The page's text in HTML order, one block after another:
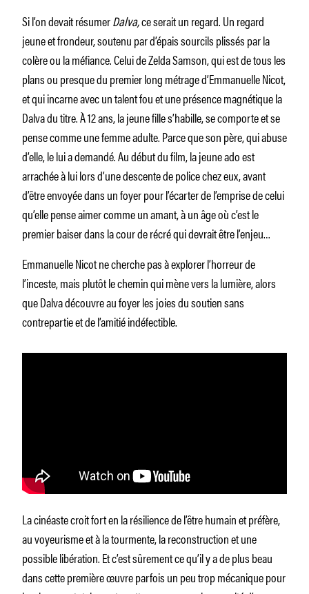
Si l’on devait résumerDalva,ce serait un regard. Un regard
jeune et frondeur, soutenu par d’épais sourcils plissés par la
colère ou la méfiance. Celui de Zelda Samson, qui est de tous les
plans ou presque du premier long métrage d’Emmanuelle Nicot,
et qui incarne avec un talent fou et une présence magnétique la
Dalva du titre. À 12 ans, la jeune fille s’habille, se comporte et se
pense comme une femme adulte. Parce que son père, qui abuse
d’elle, le lui a demandé. Au début du film, la jeune ado est
arrachée à lui lors d’une descente de police chez eux, avant
d’être envoyée dans un foyer pour l’écarter de l’emprise de celui
qu’elle pense aimer comme un amant, à un âge où c’est le
premier baiser dans la cour de récré qui devrait être l’enjeu…
Emmanuelle Nicot ne cherche pas à explorer l’horreur de
l’inceste, mais plutôt le chemin qui mène vers la lumière, alors
que Dalva découvre au foyer les joies du soutien sans
contrepartie et de l’amitié indéfectible.
La cinéaste croit fort en la résilience de l’être humain et préfère,
au voyeurisme et à la tourmente, la reconstruction et une
possible libération. Et c’est sûrement ce qu’il y a de plus beau
dans cette première œuvre parfois un peu trop mécanique pour